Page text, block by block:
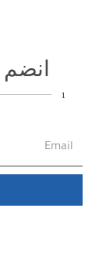
انضم
1